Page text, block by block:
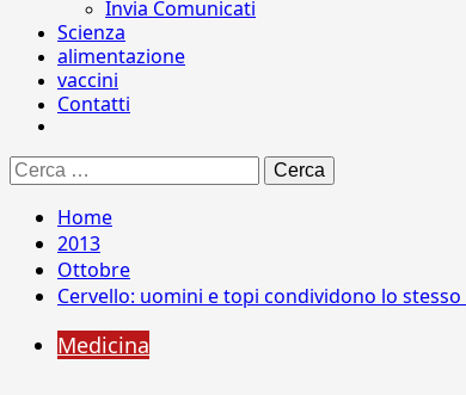
Invia Comunicati
Scienza
alimentazione
vaccini
Contatti
Ricerca
per:
Home
2013
Ottobre
Cervello: uomini e topi condividono lo
Medicina